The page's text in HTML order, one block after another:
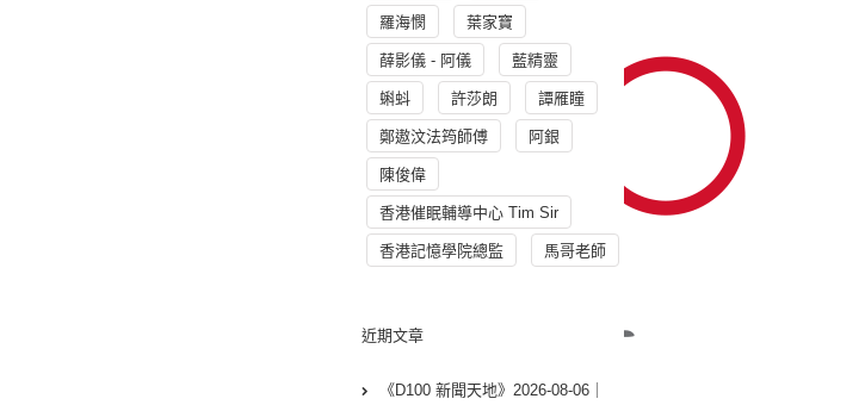
羅海憫 葉家寶
薛影儀 - 阿儀 藍精靈
蝌蚪 許莎朗 譚雁瞳
鄭遨汶法筠師傅 阿銀
陳俊偉
香港催眠輔導中心 Tim Sir
香港記憶學院總監 馬哥老師
近期文章
《D100 新聞天地》2026-08-06｜